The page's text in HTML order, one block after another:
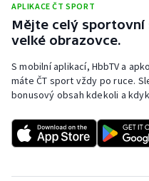
Ragby
Rychlostní kanoistika
Short track
APLIKACE ČT SPORT
Mějte celý sportovní
velké obrazovce.
S mobilní aplikací, HbbTV a
máte ČT sport vždy po ruce.
bonusový obsah kdekoli a